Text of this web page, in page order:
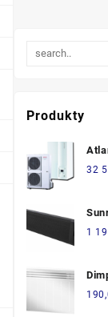
Produkty
TRI
32
1